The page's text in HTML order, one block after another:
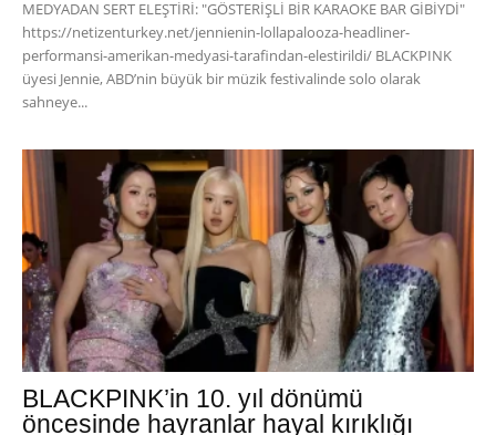
MEDYADAN SERT ELEŞTİRİ: "GÖSTERİŞLİ BİR KARAOKE BAR GİBİYDİ"
https://netizenturkey.net/jennienin-lollapalooza-headliner-
performansi-amerikan-medyasi-tarafindan-elestirildi/ BLACKPINK
üyesi Jennie, ABD’nin büyük bir müzik festivalinde solo olarak
sahneye...
BLACKPINK’in 10. yıl dönümü
öncesinde hayranlar hayal kırıklığı